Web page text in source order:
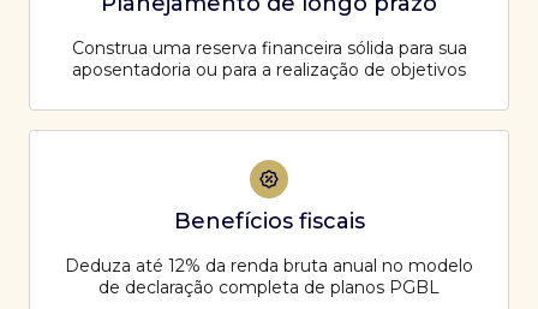
Construa uma reserva financeira sólida para sua
aposentadoria ou para a realização de objetivos
Benefícios fiscais
Deduza até 12% da renda bruta anual no modelo
de declaração completa de planos PGBL